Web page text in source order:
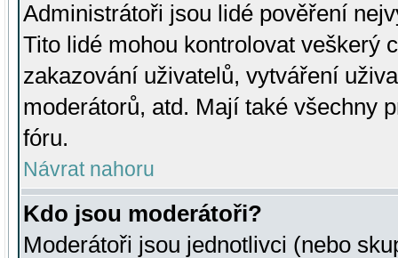
Administrátoři jsou lidé pověření
Tito lidé mohou kontrolovat veškerý
zakazování uživatelů, vytváření
moderátorů, atd. Mají také všechny
fóru.
Návrat nahoru
Kdo jsou moderátoři?
Moderátoři jsou jednotlivci (nebo